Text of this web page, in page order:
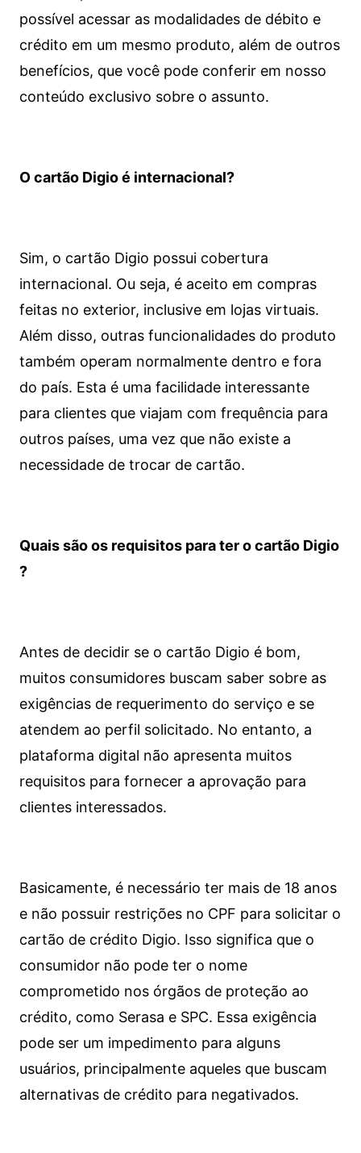
possível acessar as modalidades de débito e
crédito em um mesmo produto, além de outros
benefícios, que você pode conferir em nosso
conteúdo exclusivo sobre o assunto.
O cartão Digio é internacional?
Sim, o cartão Digio possui cobertura
internacional. Ou seja, é aceito em compras
feitas no exterior, inclusive em lojas virtuais.
Além disso, outras funcionalidades do produto
também operam normalmente dentro e fora
do país. Esta é uma facilidade interessante
para clientes que viajam com frequência para
outros países, uma vez que não existe a
necessidade de trocar de cartão.
Quais são os requisitos para ter o cartão Digio
?
Antes de decidir se o cartão Digio é bom,
muitos consumidores buscam saber sobre as
exigências de requerimento do serviço e se
atendem ao perfil solicitado. No entanto, a
plataforma digital não apresenta muitos
requisitos para fornecer a aprovação para
clientes interessados.
Basicamente, é necessário ter mais de 18 anos
e não possuir restrições no CPF para solicitar o
cartão de crédito Digio. Isso significa que o
consumidor não pode ter o nome
comprometido nos órgãos de proteção ao
crédito, como Serasa e SPC. Essa exigência
pode ser um impedimento para alguns
usuários, principalmente aqueles que buscam
alternativas de crédito para negativados.